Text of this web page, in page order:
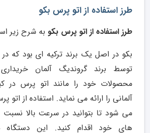
طرز استفاده از اتو پرس بکو
طرز استفاده از اتو پرس بکو به شرح زیر
بکو در اصل یک برند ترکیه ای بود که
توسط برند گروندیگ آلمان
محصولات خود را مانند اتو پرس در
آلمانی را ارائه می نماید. استفاده از اتو
می شود تا بتوانید در سرعت بالا نسبت
های خود اقدام کنید. این دستگاه